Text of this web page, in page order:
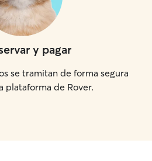
y pagar
se tramitan de forma segura
plataforma de Rover.